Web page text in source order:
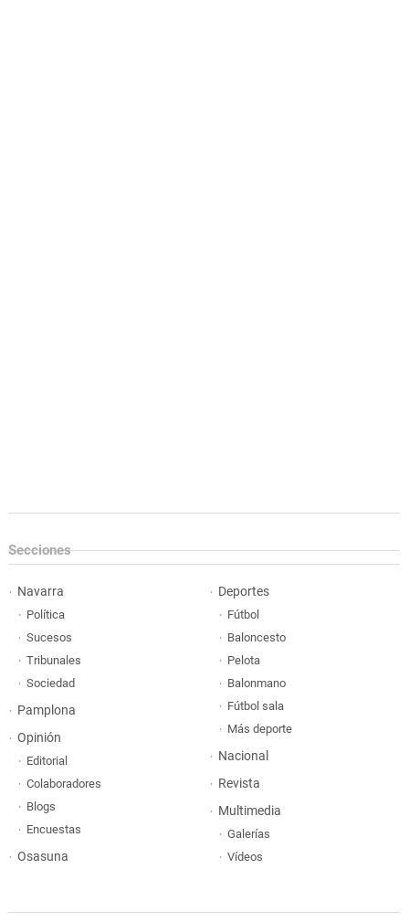
Secciones
Navarra
Política
Sucesos
Tribunales
Sociedad
Pamplona
Opinión
Editorial
Colaboradores
Blogs
Encuestas
Osasuna
Deportes
Fútbol
Baloncesto
Pelota
Balonmano
Fútbol sala
Más deporte
Nacional
Revista
Multimedia
Galerías
Vídeos